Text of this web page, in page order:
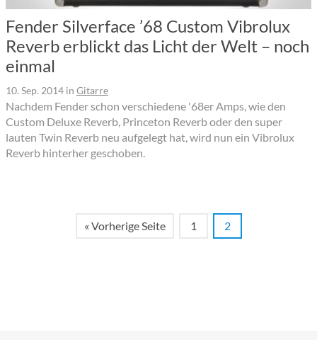
Fender Silverface ’68 Custom Vibrolux
Reverb erblickt das Licht der Welt – noch
einmal
10. Sep. 2014 in Gitarre
Nachdem Fender schon verschiedene '68er Amps, wie den
Custom Deluxe Reverb, Princeton Reverb oder den super
lauten Twin Reverb neu aufgelegt hat, wird nun ein Vibrolux
Reverb hinterher geschoben.
« Vorherige Seite 1 2